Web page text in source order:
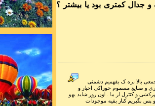
شکست خوردن مهم
جهان بشریت به تلاش
جدال کمتری بود یا بیشتر ؟
جمعی بالا بره ک بفهمیم دشمنی
و صنایع مسموم خوراکی اخبار و
و کنترل از ما . اون روز شاید یهو
پس بگیریم کنار بقیه موجودات